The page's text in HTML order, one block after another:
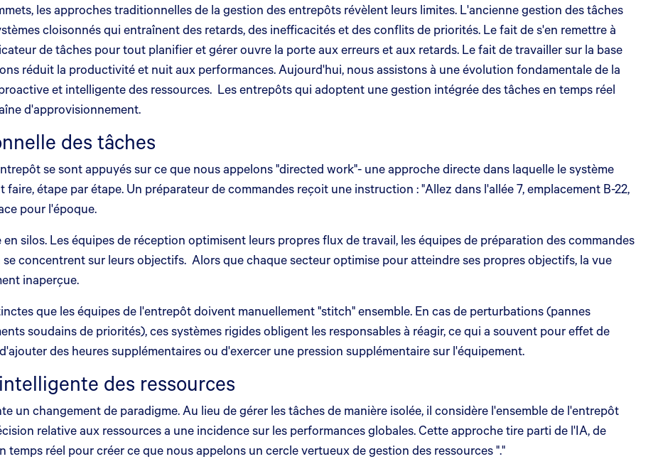
les approches traditionnelles de la gestion des entrepôts révèlent leurs limites. L'ancienne gestion des tâches
cloisonnés qui entraînent des retards, des inefficacités et des conflits de priorités. Le fait de s'en remettre à
de tâches pour tout planifier et gérer ouvre la porte aux erreurs et aux retards. Le fait de travailler sur la base
réduit la productivité et nuit aux performances. Aujourd'hui, nous assistons à une évolution fondamentale de la
et intelligente des ressources. Les entrepôts qui adoptent une gestion intégrée des tâches en temps réel
d'approvisionnement.
des tâches
se sont appuyés sur ce que nous appelons "directed work"- une approche directe dans laquelle le système
étape par étape. Un préparateur de commandes reçoit une instruction : "Allez dans l'allée 7, emplacement B-22,
pour l'époque.
silos. Les équipes de réception optimisent leurs propres flux de travail, les équipes de préparation des commandes
concentrent sur leurs objectifs. Alors que chaque secteur optimise pour atteindre ses propres objectifs, la vue
inaperçue.
que les équipes de l'entrepôt doivent manuellement "stitch" ensemble. En cas de perturbations (pannes
soudains de priorités), ces systèmes rigides obligent les responsables à réagir, ce qui a souvent pour effet de
des heures supplémentaires ou d'exercer une pression supplémentaire sur l'équipement.
des ressources
un changement de paradigme. Au lieu de gérer les tâches de manière isolée, il considère l'ensemble de l'entrepôt
relative aux ressources a une incidence sur les performances globales. Cette approche tire parti de l'IA, de
réel pour créer ce que nous appelons un cercle vertueux de gestion des ressources "."